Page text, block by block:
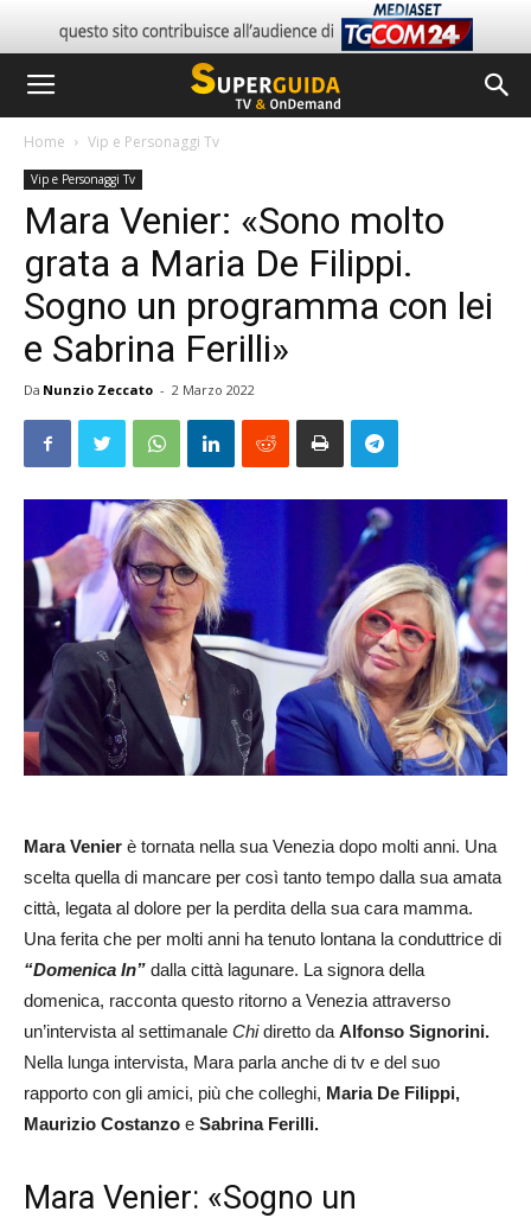
Home Vip e Personaggi Tv
Vip e Personaggi Tv
Mara Venier: «Sono molto
grata a Maria De Filippi.
Sogno un programma con lei
e Sabrina Ferilli»
Da Nunzio Zeccato - 2 Marzo 2022
Mara Venier è tornata nella sua Venezia dopo molti anni. Una
scelta quella di mancare per così tanto tempo dalla sua amata
città, legata al dolore per la perdita della sua cara mamma.
Una ferita che per molti anni ha tenuto lontana la conduttrice di
“Domenica In” dalla città lagunare. La signora della
domenica, racconta questo ritorno a Venezia attraverso
un’intervista al settimanale Chidiretto da Alfonso Signorini.
Nella lunga intervista, Mara parla anche di tv e del suo
rapporto con gli amici, più che colleghi, Maria De Filippi,
Maurizio Costanzo e Sabrina Ferilli.
Mara Venier: «Sogno un